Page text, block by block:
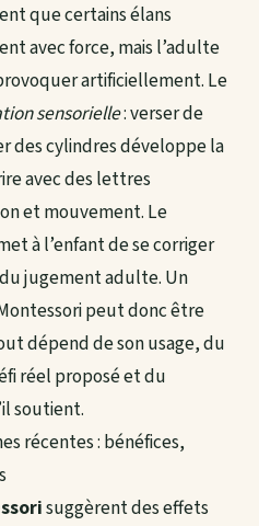
que certains élans
avec force, mais l’adulte
artificiellement. Le
sensorielle: verser de
des cylindres développe la
avec des lettres
et mouvement. Le
à l’enfant de se corriger
jugement adulte. Un
peut donc être
dépend de son usage, du
réel proposé et du
soutient.
récentes : bénéfices,
suggèrent des effets